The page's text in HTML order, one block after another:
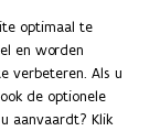
en afkondiging
optimaal te
en worden
verbeteren. Als u
de optionele
aanvaardt? Klik